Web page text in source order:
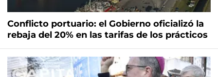
Conflicto portuario: el Gobierno oficializó la
rebaja del 20% en las tarifas de los prácticos